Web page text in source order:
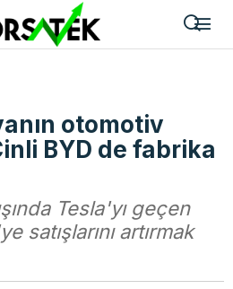
otomotiv
BYD de fabrika
Tesla'yı geçen
satışlarını artırmak